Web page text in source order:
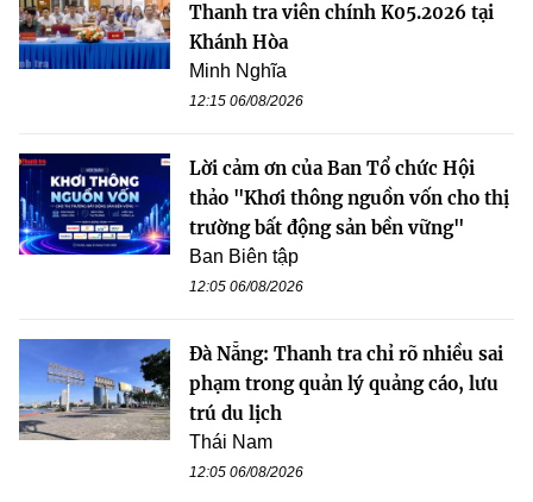
Thanh tra viên chính K05.2026 tại
Khánh Hòa
Minh Nghĩa
12:15 06/08/2026
Lời cảm ơn của Ban Tổ chức Hội
thảo "Khơi thông nguồn vốn cho thị
trường bất động sản bền vững"
Ban Biên tập
12:05 06/08/2026
Đà Nẵng: Thanh tra chỉ rõ nhiều sai
phạm trong quản lý quảng cáo, lưu
trú du lịch
Thái Nam
12:05 06/08/2026